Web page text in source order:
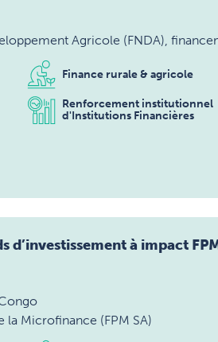
Agricole (FNDA),
Finance rurale & agricole
Renforcement institutionnel
d'Institutions Financières
à impact
la Microfinance (FPM SA)